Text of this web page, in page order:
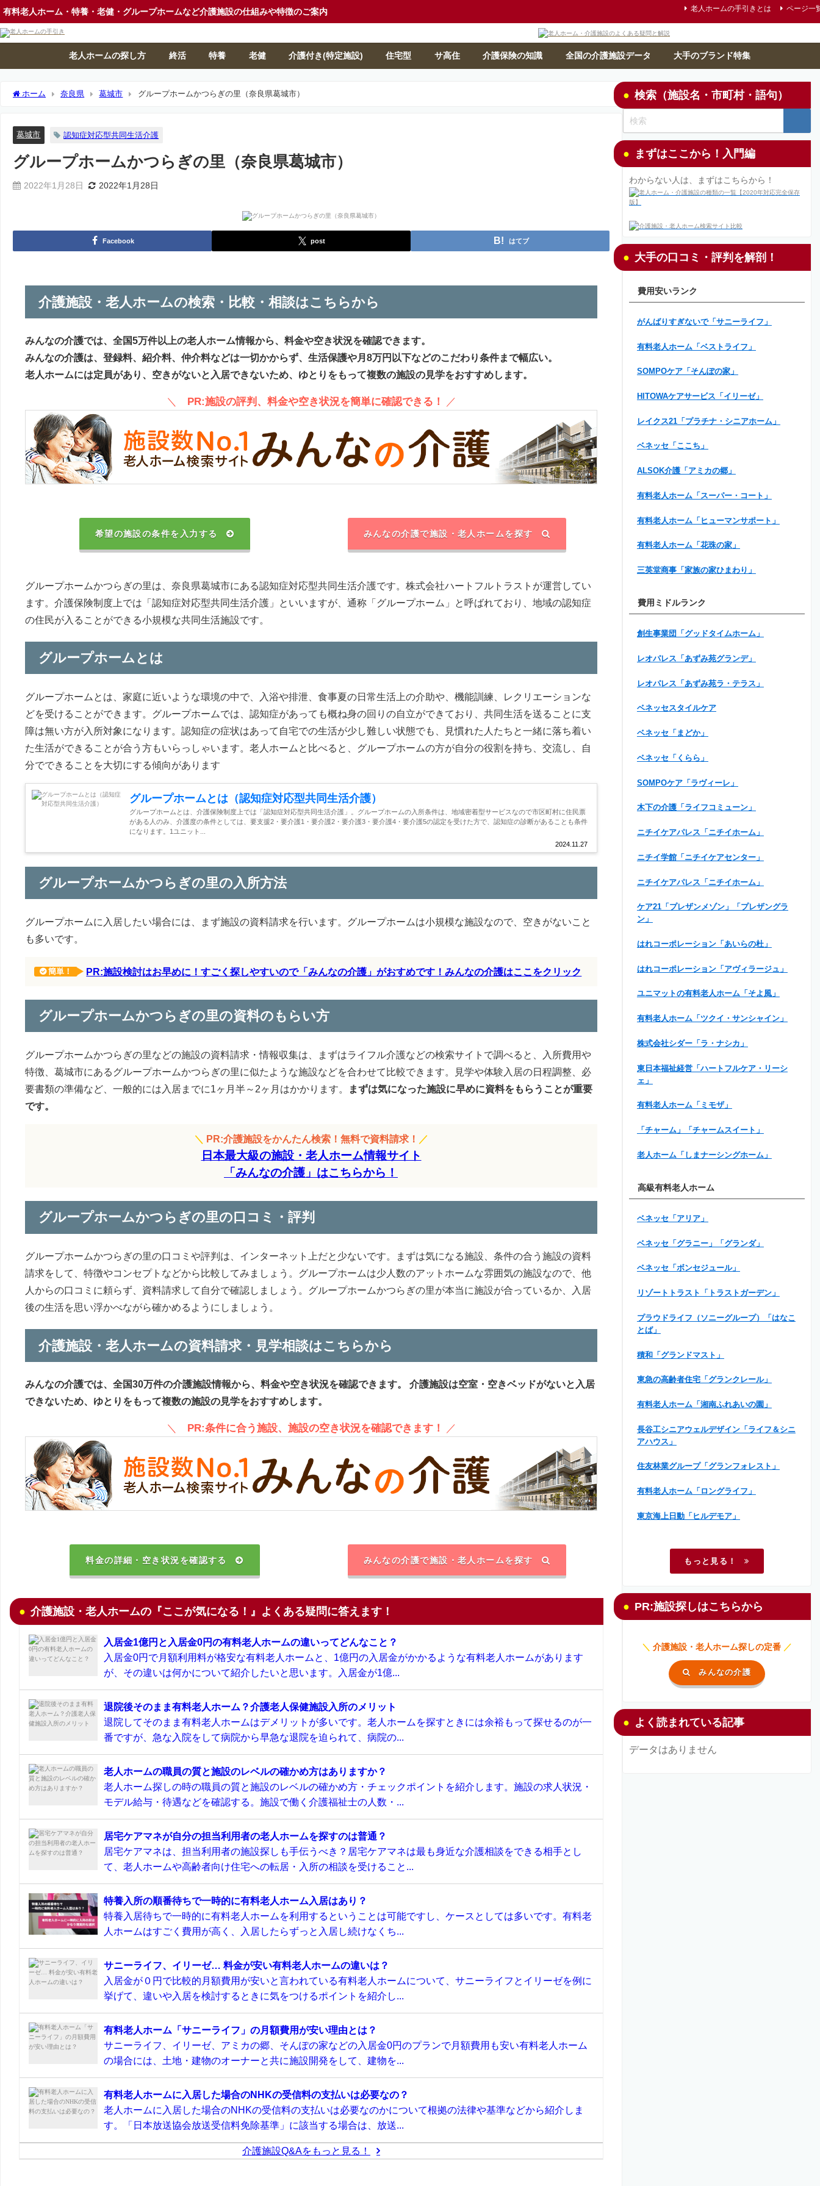
有料老人ホーム・特養・老健・グループホームなど介護施設の仕組みや特徴のご案内 老人ホームの手引きとは ページ一
老人ホームの探し方 終活 特養 老健 介護付き(特定施設) 住宅型 サ高住 介護保険の知識 全国の介護施設データ 大手のブランド特集
ホーム 奈良県 葛城市 グループホームかつらぎの里（奈良県葛城市）
葛城市 認知症対応型共同生活介護
グループホームかつらぎの里（奈良県葛城市）
2022年1月28日 2022年1月28日
Facebook post はてブ
介護施設・老人ホームの検索・比較・相談はこちらから
みんなの介護では、全国5万件以上の老人ホーム情報から、料金や空き状況を確認できます。
みんなの介護は、登録料、紹介料、仲介料などは一切かからず、生活保護や月8万円以下などのこだわり条件まで幅広い。
老人ホームには定員があり、空きがないと入居できないため、ゆとりをもって複数の施設の見学をおすすめします。
＼ PR:施設の評判、料金や空き状況を簡単に確認できる！ ／
希望の施設の条件を入力する みんなの介護で施設・老人ホームを探す
グループホームかつらぎの里は、奈良県葛城市にある認知症対応型共同生活介護です。株式会社ハートフルトラストが運営してい
ます。介護保険制度上では「認知症対応型共同生活介護」といいますが、通称「グループホーム」と呼ばれており、地域の認知症
の住民が入ることができる小規模な共同生活施設です。
グループホームとは
グループホームとは、家庭に近いような環境の中で、入浴や排泄、食事夏の日常生活上の介助や、機能訓練、レクリエーションな
どを受けることができます。グループホームでは、認知症があっても概ね身の回りの自立ができており、共同生活を送ることに支
障は無い方が入所対象になります。認知症の症状はあって自宅での生活が少し難しい状態でも、見慣れた人たちと一緒に落ち着い
た生活ができることが合う方もいらっしゃいます。老人ホームと比べると、グループホームの方が自分の役割を持ち、交流し、自
分でできることを大切にする傾向があります
グループホームとは（認知症対応型共同生活介護）
2024.11.27
グループホームとは、介護保険制度上では「認知症対応型共同生活介護」。グループホームの入所条件は、地域密着型サービスなので市区町村に住民票
がある人のみ、介護度の条件としては、要支援2・要介護1・要介護2・要介護3・要介護4・要介護5の認定を受けた方で、認知症の診断があることも条件
になります。1ユニット...
グループホームかつらぎの里の入所方法
グループホームに入居したい場合には、まず施設の資料請求を行います。グループホームは小規模な施設なので、空きがないこと
も多いです。
簡単！ PR:施設検討はお早めに！すごく探しやすいので「みんなの介護」がおすめです！みんなの介護はここをクリック
グループホームかつらぎの里の資料のもらい方
グループホームかつらぎの里などの施設の資料請求・情報収集は、まずはライフル介護などの検索サイトで調べると、入所費用や
特徴、葛城市にあるグループホームかつらぎの里に似たような施設などを合わせて比較できます。見学や体験入居の日程調整、必
要書類の準備など、一般的には入居までに1ヶ月半～2ヶ月はかかります。
まずは気になった施設に早めに資料をもらうことが重要
です。
＼ PR:介護施設をかんたん検索！無料で資料請求！ ／
日本最大級の施設・老人ホーム情報サイト
「みんなの介護」はこちらから！
グループホームかつらぎの里の口コミ・評判
グループホームかつらぎの里の口コミや評判は、インターネット上だと少ないです。まずは気になる施設、条件の合う施設の資料
請求をして、特徴やコンセプトなどから比較してみましょう。グループホームは少人数のアットホームな雰囲気の施設なので、他
人からの口コミに頼らず、資料請求して自分で確認しましょう。グループホームかつらぎの里が本当に施設が合っているか、入居
後の生活を思い浮かべながら確かめるようにしましょう。
介護施設・老人ホームの資料請求・見学相談はこちらから
みんなの介護では、全国30万件の介護施設情報から、料金や空き状況を確認できます。
介護施設は空室・空きベッドがないと入居
できないため、ゆとりをもって複数の施設の見学をおすすめします。
＼ PR:条件に合う施設、施設の空き状況を確認できます！ ／
料金の詳細・空き状況を確認する みんなの介護で施設・老人ホームを探す
介護施設・老人ホームの『ここが気になる！』よくある疑問に答えます！
入居金1億円と入居金0円の有料老人ホームの違いってどんなこと？
入居金0円で月額利用料が格安な有料老人ホームと、1億円の入居金がかかるような有料老人ホームがあります
が、その違いは何かについて紹介したいと思います。入居金が1億...
退院後そのまま有料老人ホーム？介護老人保健施設入所のメリット
退院してそのまま有料老人ホームはデメリットが多いです。老人ホームを探すときには余裕もって探せるのが一
番ですが、急な入院をして病院から早急な退院を迫られて、病院の...
老人ホームの職員の質と施設のレベルの確かめ方はありますか？
老人ホーム探しの時の職員の質と施設のレベルの確かめ方・チェックポイントを紹介します。施設の求人状況・
モデル給与・待遇などを確認する。施設で働く介護福祉士の人数・...
居宅ケアマネが自分の担当利用者の老人ホームを探すのは普通？
居宅ケアマネは、担当利用者の施設探しも手伝うべき？居宅ケアマネは最も身近な介護相談をできる相手とし
て、老人ホームや高齢者向け住宅への転居・入所の相談を受けること...
特養入所の順番待ちで一時的に有料老人ホーム入居はあり？
特養入居待ちで一時的に有料老人ホームを利用するということは可能ですし、ケースとしては多いです。有料老
人ホームはすごく費用が高く、入居したらずっと入居し続けなくち...
サニーライフ、イリーゼ… 料金が安い有料老人ホームの違いは？
入居金が０円で比較的月額費用が安いと言われている有料老人ホームについて、サニーライフとイリーゼを例に
挙げて、違いや入居を検討するときに気をつけるポイントを紹介し...
有料老人ホーム「サニーライフ」の月額費用が安い理由とは？
サニーライフ、イリーゼ、アミカの郷、そんぽの家などの入居金0円のプランで月額費用も安い有料老人ホーム
の場合には、土地・建物のオーナーと共に施設開発をして、建物を...
有料老人ホームに入居した場合のNHKの受信料の支払いは必要なの？
老人ホームに入居した場合のNHKの受信料の支払いは必要なのかについて根拠の法律や基準などから紹介しま
す。「日本放送協会放送受信料免除基準」に該当する場合は、放送...
介護施設Q&Aをもっと見る！
検索（施設名・市町村・語句）
まずはここから！入門編
わからない人は、まずはこちらから！
大手の口コミ・評判を解剖！
費用安いランク
がんばりすぎないで「サニーライフ」
有料老人ホーム「ベストライフ」
SOMPOケア「そんぽの家」
HITOWAケアサービス「イリーゼ」
レイクス21「プラチナ・シニアホーム」
ベネッセ「ここち」
ALSOK介護「アミカの郷」
有料老人ホーム「スーパー・コート」
有料老人ホーム「ヒューマンサポート」
有料老人ホーム「花珠の家」
三英堂商事「家族の家ひまわり」
費用ミドルランク
創生事業団「グッドタイムホーム」
レオパレス「あずみ苑グランデ」
レオパレス「あずみ苑ラ・テラス」
ベネッセスタイルケア
ベネッセ「まどか」
ベネッセ「くらら」
SOMPOケア「ラヴィーレ」
木下の介護「ライフコミューン」
ニチイケアパレス「ニチイホーム」
ニチイ学館「ニチイケアセンター」
ニチイケアパレス「ニチイホーム」
ケア21「プレザンメゾン」「プレザングラ
ン」
はれコーポレーション「あいらの杜」
はれコーポレーション「アヴィラージュ」
ユニマットの有料老人ホーム「そよ風」
有料老人ホーム「ツクイ・サンシャイン」
株式会社シダー「ラ・ナシカ」
東日本福祉経営「ハートフルケア・リーシ
ェ」
有料老人ホーム「ミモザ」
「チャーム」「チャームスイート」
老人ホーム「しまナーシングホーム」
高級有料老人ホーム
ベネッセ「アリア」
ベネッセ「グラニー」「グランダ」
ベネッセ「ボンセジュール」
リゾートトラスト「トラストガーデン」
プラウドライフ（ソニーグループ）「はなこ
とば」
積和「グランドマスト」
東急の高齢者住宅「グランクレール」
有料老人ホーム「湘南ふれあいの園」
長谷工シニアウェルデザイン「ライフ＆シニ
アハウス」
住友林業グループ「グランフォレスト」
有料老人ホーム「ロングライフ」
東京海上日動「ヒルデモア」
もっと見る！
PR:施設探しはこちらから
＼ 介護施設・老人ホーム探しの定番 ／
みんなの介護
よく読まれている記事
データはありません